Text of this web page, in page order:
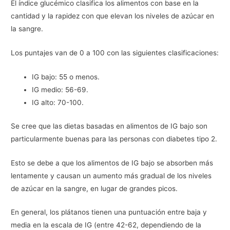
El índice glucémico clasifica los alimentos con base en la
cantidad y la rapidez con que elevan los niveles de azúcar en
la sangre.
Los puntajes van de 0 a 100 con las siguientes clasificaciones:
IG bajo: 55 o menos.
IG medio: 56-69.
IG alto: 70-100.
Se cree que las dietas basadas en alimentos de IG bajo son
particularmente buenas para las personas con diabetes tipo 2.
Esto se debe a que los alimentos de IG bajo se absorben más
lentamente y causan un aumento más gradual de los niveles
de azúcar en la sangre, en lugar de grandes picos.
En general, los plátanos tienen una puntuación entre baja y
media en la escala de IG (entre 42-62, dependiendo de la